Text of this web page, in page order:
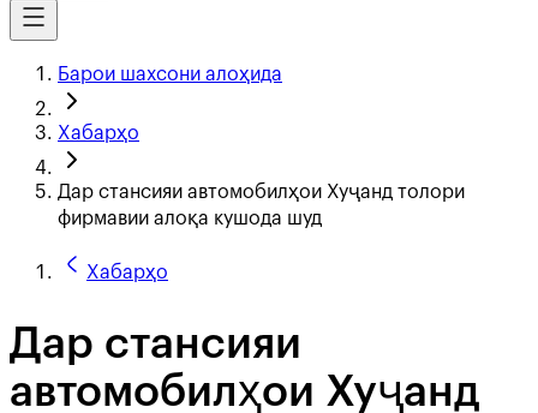
Барои шахсони алоҳида
Хабарҳо
Дар стансияи автомобилҳои Хуҷанд толори
фирмавии алоқа кушода шуд
Хабарҳо
Дар стансияи
автомобилҳои Хуҷанд